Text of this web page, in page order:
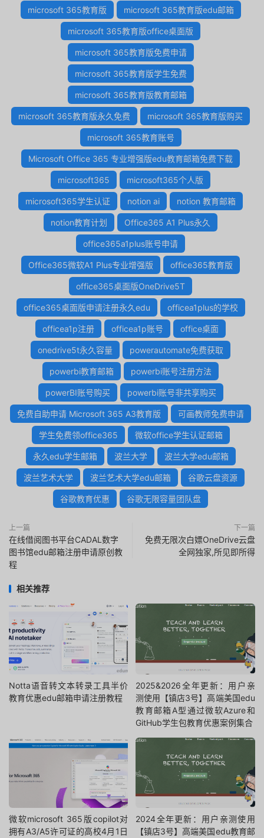
microsoft 365教育版 microsoft 365教育版edu邮箱
microsoft 365教育版office桌面版
microsoft 365教育版免费申请
microsoft 365教育版学生免费
microsoft 365教育版教育邮箱
microsoft 365教育版永久免费 microsoft 365教育版购买
microsoft 365教育账号
Microsoft Office 365 专业增强版edu教育邮箱免费下载
microsoft365 microsoft365个人版
microsoft365学生认证 notion ai notion 教育邮箱
notion教育计划 Office365 A1 Plus永久
office365a1plus账号申请
Office365微软A1 Plus专业增强版 office365教育版
office365桌面版OneDrive5T
office365桌面版申请注册永久edu officea1plus的学校
officea1p注册 officea1p账号 office桌面
onedrive5t永久容量 powerautomate免费获取
powerbi教育邮箱 powerbi账号注册方法
powerBI账号购买 powerbi账号非共享购买
免费自助申请 Microsoft 365 A3教育版 可画教师免费申请
学生免费领office365 微软office学生认证邮箱
永久edu学生邮箱 波兰大学 波兰大学edu邮箱
波兰艺术大学 波兰艺术大学edu邮箱 谷歌云盘资源
谷歌教育优惠 谷歌无限容量团队盘
上一篇
在线借阅图书平台CADAL数字
图书馆edu邮箱注册申请原创教
程
下一篇
免费无限次白嫖OneDrive云盘
全网独家,所见即所得
相关推荐
Notta语音转文本转录工具半价
教育优惠edu邮箱申请注册教程
2025&2026全年更新：用户亲
测使用【镇店3号】高端美国edu
教育邮箱A型通过微软Azure和
GitHub学生包教育优惠案例集合
微软microsoft 365版copilot对
拥有A3/A5许可证的高校4月1日
2024全年更新：用户亲测使用
【镇店3号】高端美国edu教育邮